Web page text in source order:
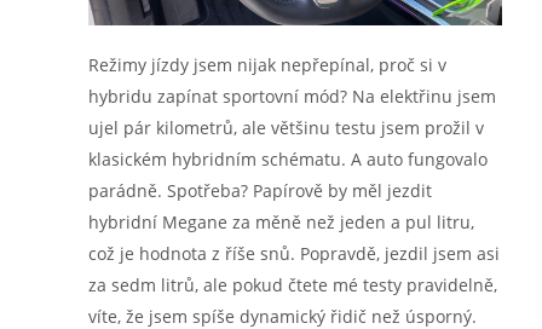
Režimy jízdy jsem nijak nepřepínal, proč si v
hybridu zapínat sportovní mód? Na elektřinu jsem
ujel pár kilometrů, ale většinu testu jsem prožil v
klasickém hybridním schématu. A auto fungovalo
parádně. Spotřeba? Papírově by měl jezdit
hybridní Megane za měně než jeden a pul litru,
což je hodnota z říše snů. Popravdě, jezdil jsem asi
za sedm litrů, ale pokud čtete mé testy pravidelně,
víte, že jsem spíše dynamický řidič než úsporný.